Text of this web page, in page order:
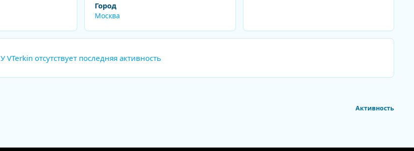
Город
Москва
У VTerkin отсутствует последняя активность
Активность